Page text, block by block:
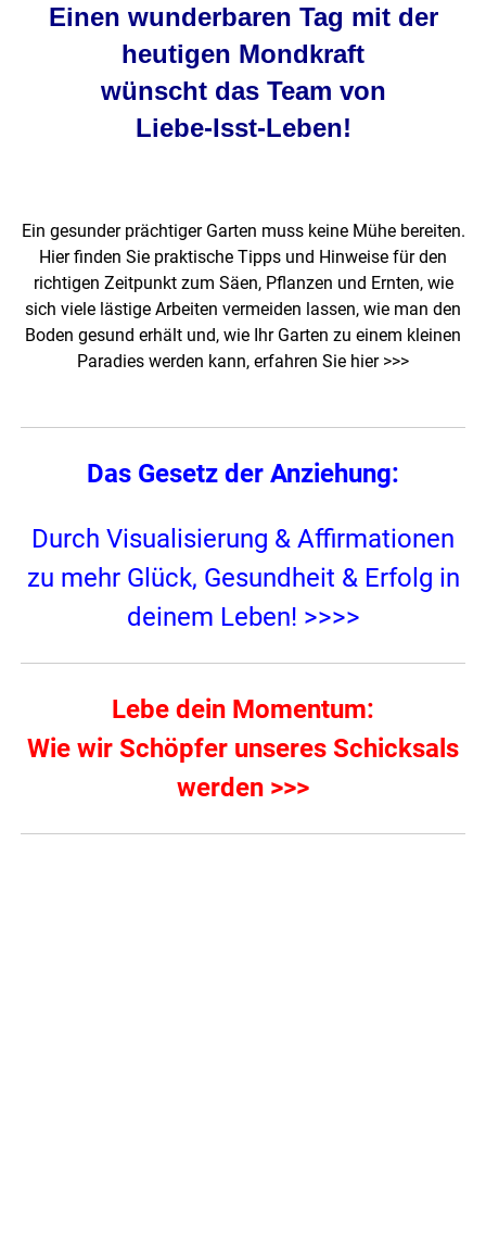
Einen wunderbaren Tag mit der
heutigen Mondkraft
wünscht das Team von
Liebe-Isst-Leben!
Ein gesunder prächtiger Garten muss keine Mühe bereiten.
Hier finden Sie praktische Tipps und Hinweise für den
richtigen Zeitpunkt zum Säen, Pflanzen und Ernten, wie
sich viele lästige Arbeiten vermeiden lassen, wie man den
Boden gesund erhält und, wie Ihr Garten zu einem kleinen
Paradies werden kann, erfahren Sie hier >>>
Das Gesetz der Anziehung:
Durch Visualisierung & Affirmationen
zu mehr Glück, Gesundheit & Erfolg in
deinem Leben! >>>>
Lebe dein Momentum:
Wie wir Schöpfer unseres Schicksals
werden >>>